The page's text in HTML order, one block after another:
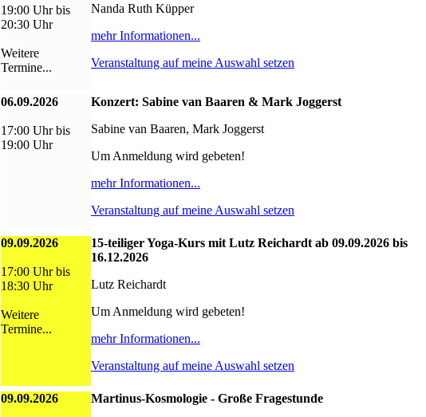
19:00 Uhr bis
20:30 Uhr
Weitere
Termine...
Nanda Ruth Küpper
mehr Informationen...
Veranstaltung auf meine Auswahl setzen
06.09.2026
17:00 Uhr bis
19:00 Uhr
Konzert: Sabine van Baaren & Mark Joggerst
Sabine van Baaren, Mark Joggerst
Um Anmeldung wird gebeten!
mehr Informationen...
Veranstaltung auf meine Auswahl setzen
09.09.2026
17:00 Uhr bis
18:30 Uhr
Weitere
Termine...
15-teiliger Yoga-Kurs mit Lutz Reichardt ab 09.09.2026 bis
16.12.2026
Lutz Reichardt
Um Anmeldung wird gebeten!
mehr Informationen...
Veranstaltung auf meine Auswahl setzen
09.09.2026
Martinus-Kosmologie - Große Fragestunde